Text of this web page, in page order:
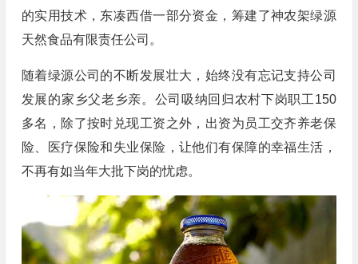
的实用技术，东凑西借一部分资金，筹建了神农架绿源
天然食品有限责任公司。
随着绿源公司的不断发展壮大，始终没有忘记支持公司
发展的家乡父老乡亲。公司吸纳回归农村下岗职工150
多名，除了按时兑现工资之外，出资为员工交齐养老保
险、医疗保险和失业保险，让他们有保障的幸福生活，
不再有如当年大批下岗的忧虑。